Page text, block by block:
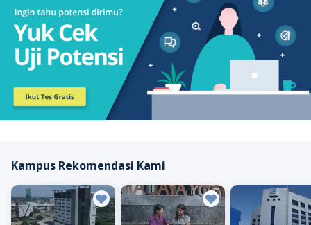
Kampus Rekomendasi Kami